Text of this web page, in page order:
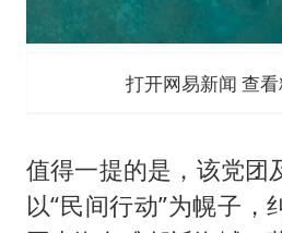
打开网易新闻 查
值得一提的是，该党团
以“民间行动”为幌子，